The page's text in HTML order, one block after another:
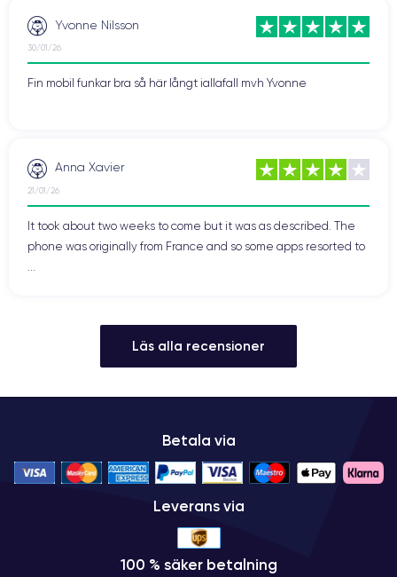
Yvonne Nilsson
30/01/26
Fin mobil funkar bra så här långt iallafall mvh Yvonne
Anna Xavier
21/01/26
It took about two weeks to come but it was as described. The
phone was originally from France and so some apps resorted to
Läs alla recensioner
Betala via
Leverans via
100 % säker betalning